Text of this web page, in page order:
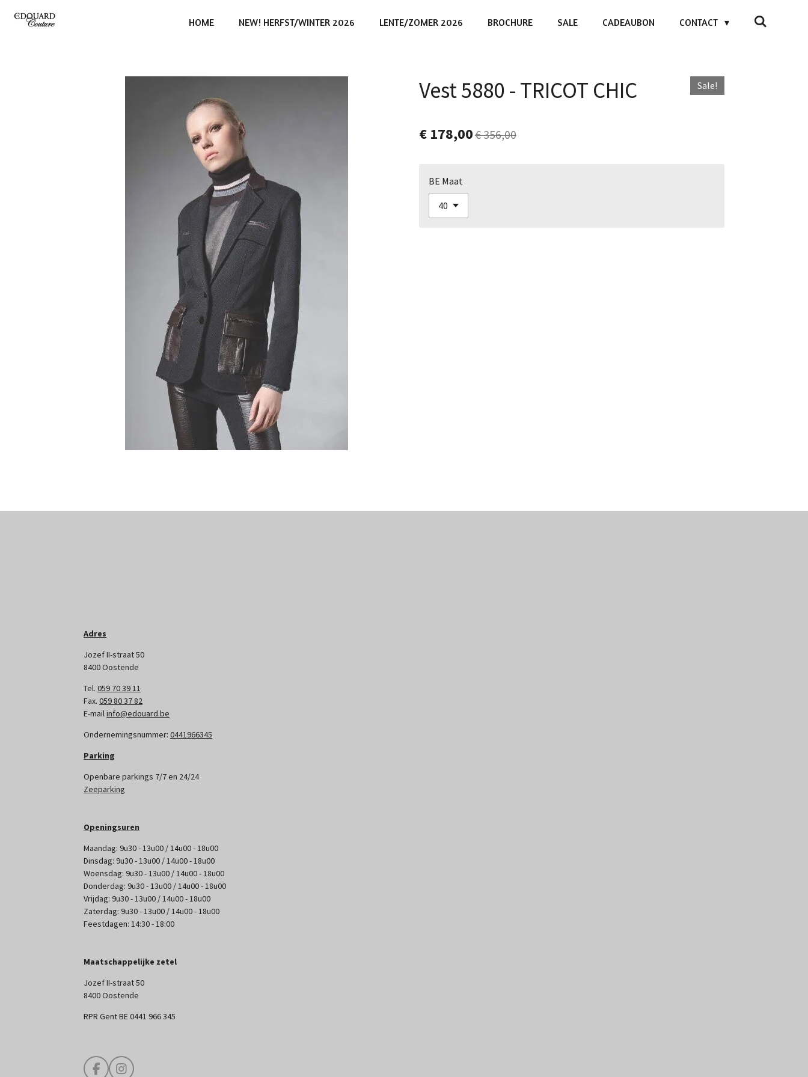
Ga
direct
HOME NEW! HERFST/WINTER 2026 LENTE/ZOMER 2026 BROCHURE SALE CADEAUBON CONTACT
Vest 5880 - TRICOT CHIC Sale!
€ 178,00€ 356,00
BE Maat
Adres
Jozef II-straat 50
8400 Oostende
Tel. 059 70 39 11
Fax. 059 80 37 82
E-mailinfo@edouard.be
Ondernemingsnummer: 0441966345
Parking
Openbare parkings 7/7 en 24/24
Zeeparking
Openingsuren
Maandag: 9u30 - 13u00 / 14u00 - 18u00
Dinsdag: 9u30 - 13u00 / 14u00 - 18u00
Woensdag: 9u30 - 13u00 / 14u00 - 18u00
Donderdag: 9u30 - 13u00 / 14u00 - 18u00
Vrijdag: 9u30 - 13u00 / 14u00 - 18u00
Zaterdag: 9u30 - 13u00 / 14u00 - 18u00
Feestdagen: 14:30 - 18:00
Maatschappelijke zetel
Jozef II-straat 50
8400 Oostende
RPR Gent BE 0441 966 345
F I